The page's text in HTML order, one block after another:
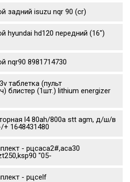
задний isuzu nqr 90 (cr)
hyundai hd120 передний (16")
nqr90 8981714730
таблетка (пульт
блистер (1шт.) lithium energizer
l4 80ah/800a stt agm, д/ш/в
+ 1648431480
- рцсaca2#,aca30
"05-
- рцсelf